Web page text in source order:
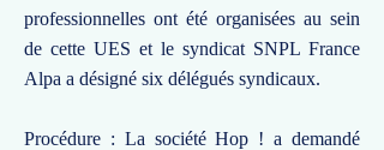
professionnelles ont été organisées au sein
de cette UES et le syndicat SNPL France
Alpa a désigné six délégués syndicaux.
Procédure : La société Hop ! a demandé